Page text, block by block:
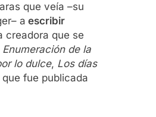
que veía –su
a escribir
creadora que se
Enumeración de la
lo dulce, Los días
fue publicada